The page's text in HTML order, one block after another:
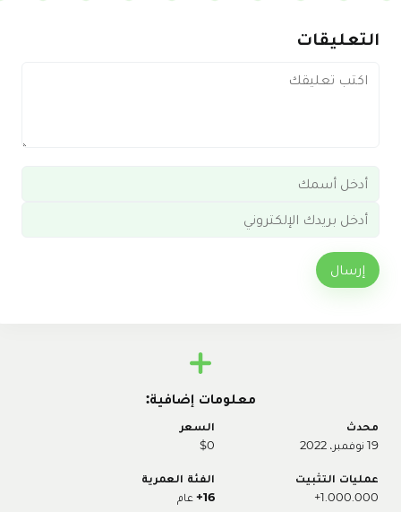
التعليقات
إرسال
معلومات إضافية:
محدث
19 نوفمبر، 2022
السعر
$0
عمليات التثبيت
1.000.000+
الفئة العمرية
16+
عام